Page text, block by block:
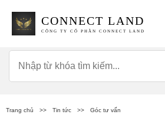
CONNECT LAND
CÔNG TY CỔ PHẦN CONNECT LAND
Trang chủ >> Tin tức >> Góc tư vấn